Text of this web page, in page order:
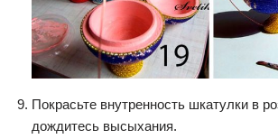
Покрасьте внутренность шкатулки в
дождитесь высыхания.